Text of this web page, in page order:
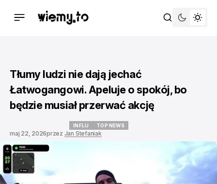
Tłumy ludzi nie dają jechać
Łatwogangowi. Apeluje o spokój, bo
będzie musiał przerwać akcję
INFLU TOP NEWS
maj 22, 2026przez Jan Stefaniak